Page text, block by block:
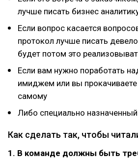
лучше писать бизнес
Если вопрос касается
протокол лучше писать
будет потом это
Если вам нужно поработать
имиджем или вы
самому
Либо специально
Как сделать так, чтобы
1. В команде должны быть